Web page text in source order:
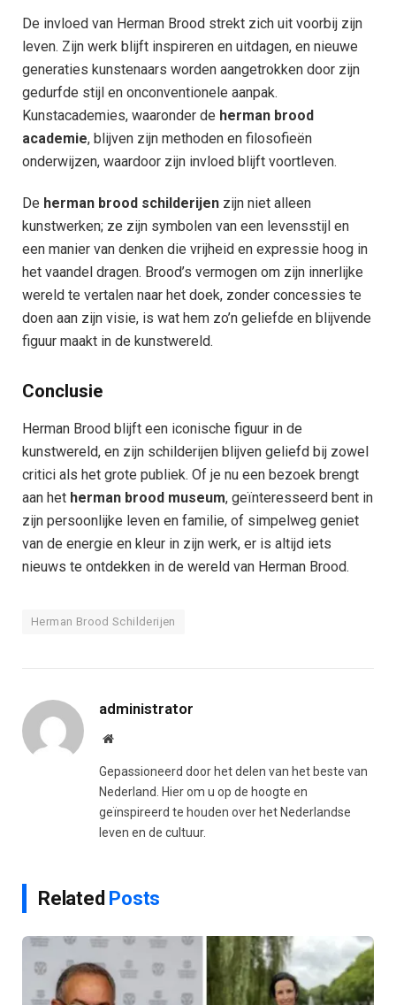
De invloed van Herman Brood strekt zich uit voorbij zijn
leven. Zijn werk blijft inspireren en uitdagen, en nieuwe
generaties kunstenaars worden aangetrokken door zijn
gedurfde stijl en onconventionele aanpak.
Kunstacademies, waaronder de herman brood
academie, blijven zijn methoden en filosofieën
onderwijzen, waardoor zijn invloed blijft voortleven.
De herman brood schilderijen zijn niet alleen
kunstwerken; ze zijn symbolen van een levensstijl en
een manier van denken die vrijheid en expressie hoog in
het vaandel dragen. Brood’s vermogen om zijn innerlijke
wereld te vertalen naar het doek, zonder concessies te
doen aan zijn visie, is wat hem zo’n geliefde en blijvende
figuur maakt in de kunstwereld.
Conclusie
Herman Brood blijft een iconische figuur in de
kunstwereld, en zijn schilderijen blijven geliefd bij zowel
critici als het grote publiek. Of je nu een bezoek brengt
aan het herman brood museum, geïnteresseerd bent in
zijn persoonlijke leven en familie, of simpelweg geniet
van de energie en kleur in zijn werk, er is altijd iets
nieuws te ontdekken in de wereld van Herman Brood.
Herman Brood Schilderijen
administrator
Website
Gepassioneerd door het delen van het beste van
Nederland. Hier om u op de hoogte en
geïnspireerd te houden over het Nederlandse
leven en de cultuur.
Related Posts